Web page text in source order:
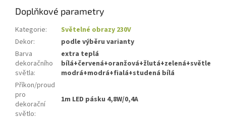
Doplňkové parametry
Kategorie:
Světelné obrazy 230V
Dekor:
podle výběru varianty
Barva
dekoračního
světla:
extra teplá
bílá+červená+oranžová+žlutá+zelená+světle
modrá+modrá+fialá+studená bílá
Příkon/proud
pro
dekorační
světlo:
1m LED pásku 4,8W/0,4A